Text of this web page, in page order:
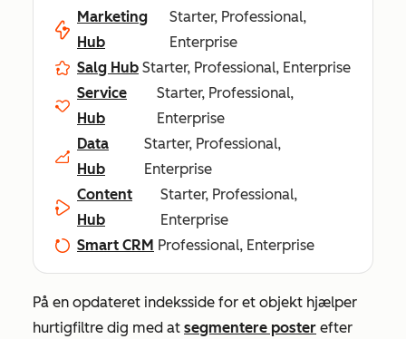
Marketing
Hub
Starter, Professional,
Enterprise
Salg Hub Starter, Professional, Enterprise
Service
Hub
Starter, Professional,
Enterprise
Data
Hub
Starter, Professional,
Enterprise
Content
Hub
Starter, Professional,
Enterprise
Smart CRM Professional, Enterprise
På en opdateret indeksside for et objekt hjælper
hurtigfiltre dig med at segmentere poster efter